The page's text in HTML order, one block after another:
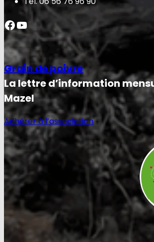
Facebook YouTube
Grain de poivre
La lettre d’information
Mazel
Adhérer à l’association